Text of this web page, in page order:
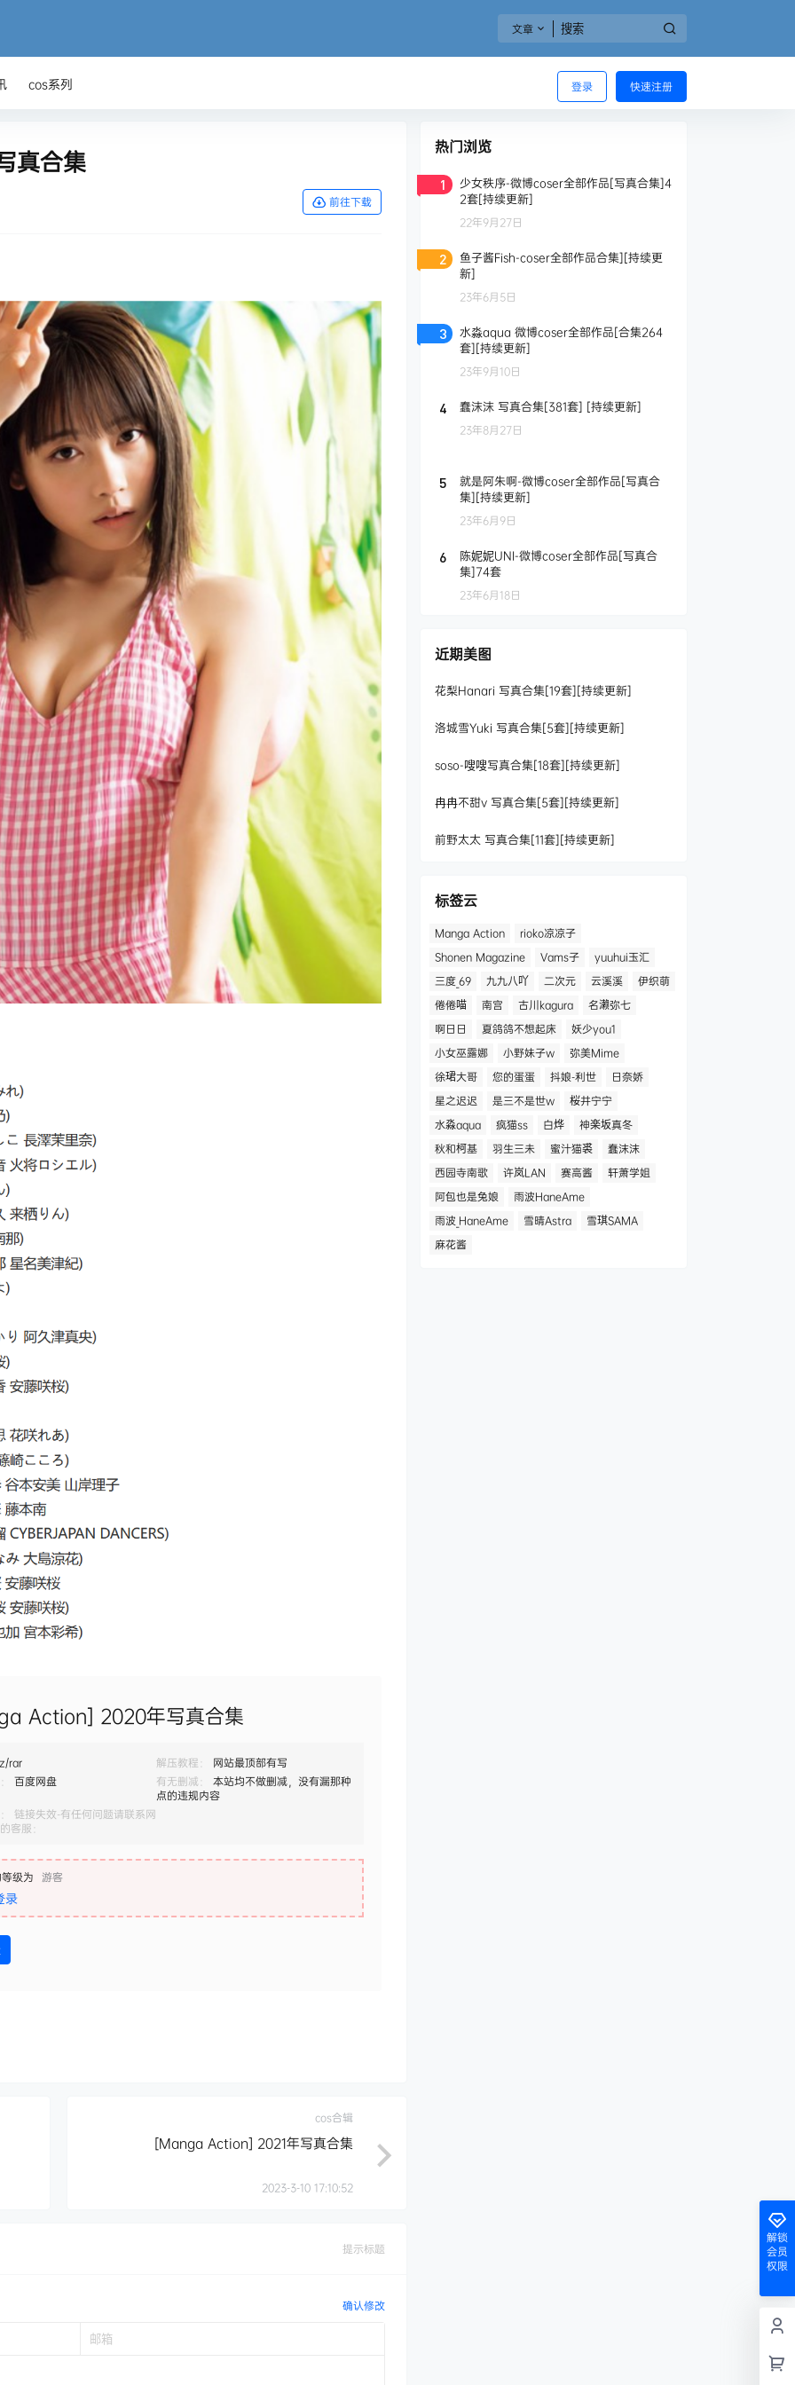
文章
登录 快速注册
cos系列
真合集
前往下载
Action] 2020年写真合集
rar 解压教程：
网站最顶部有写
百度网盘 有无删减：
本站均不做删减，没有漏那种
点的违规内容
链接失效-有任何问题请联系网
客服：
级为 游客
录
cos合辑
[Manga Action] 2021年写真合集
2023-3-10 17:10:52
提示标题
确认修改
热门浏览
1
少女秩序-微博coser全部作品[写真合集]4
2套[持续更新]
22年9月27日
2
鱼子酱Fish-coser全部作品合集][持续更
新]
23年6月5日
3
水淼aqua 微博coser全部作品[合集264
套][持续更新]
23年9月10日
4 蠢沫沫 写真合集[381套] [持续更新]
23年8月27日
5
就是阿朱啊-微博coser全部作品[写真合
集][持续更新]
23年6月9日
6
陈妮妮UNI-微博coser全部作品[写真合
集]74套
23年6月18日
近期美图
花梨Hanari 写真合集[19套][持续更新]
洛城雪Yuki 写真合集[5套][持续更新]
soso-嗖嗖写真合集[18套][持续更新]
冉冉不甜v 写真合集[5套][持续更新]
前野太太 写真合集[11套][持续更新]
标签云
Manga Action
rioko凉凉子
Shonen Magazine
Vams子
yuuhui玉汇
三度_69
九九八吖 二次元 云溪溪
伊织萌
倦倦喵
南宫 古川kagura
名濑弥七
啊日日
夏鸽鸽不想起床
妖少you1
小女巫露娜
小野妹子w
弥美Mime
徐珺大哥
您的蛋蛋 抖娘-利世
日奈娇
星之迟迟
是三不是世w
桜井宁宁
水淼aqua
疯猫ss 白烨
神楽坂真冬
秋和柯基
羽生三未 蜜汁猫裘
蠢沫沫
西园寺南歌
许岚LAN 赛高酱
轩萧学姐
阿包也是兔娘
雨波HaneAme
雨波_HaneAme
雪晴Astra
雪琪SAMA
麻花酱
解锁
会员
权限